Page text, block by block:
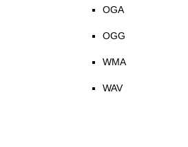
OGA
OGG
WMA
WAV